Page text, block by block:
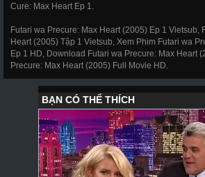
Cure: Max Heart Ep 1.
Futari wa Precure: Max Heart (2005) Ep 1 Vietsub,
Heart (2005) Tập 1 Vietsub, Xem Phim Futari wa
Ep 1 HD, Download Futari wa Precure: Max Heart
Precure: Max Heart (2005) Full Movie HD.